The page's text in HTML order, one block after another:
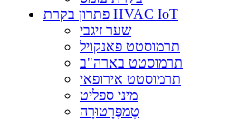
פתרון בקרת HVAC IoT
שער זיגבי
תרמוסטט פאנקויל
תרמוסטט בארה"ב
תרמוסטט אירופאי
מיני ספליט
טֶמפֶּרָטוּרָה